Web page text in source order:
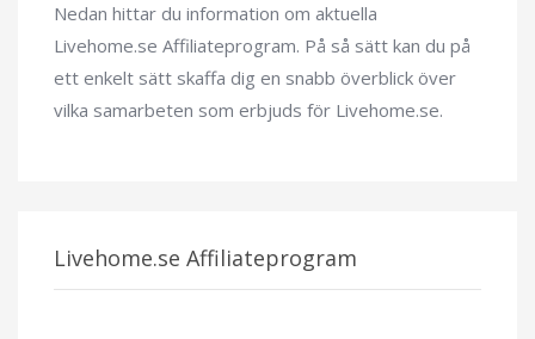
Nedan hittar du information om aktuella
Livehome.se Affiliateprogram. På så sätt kan du på
ett enkelt sätt skaffa dig en snabb överblick över
vilka samarbeten som erbjuds för Livehome.se.
Livehome.se Affiliateprogram